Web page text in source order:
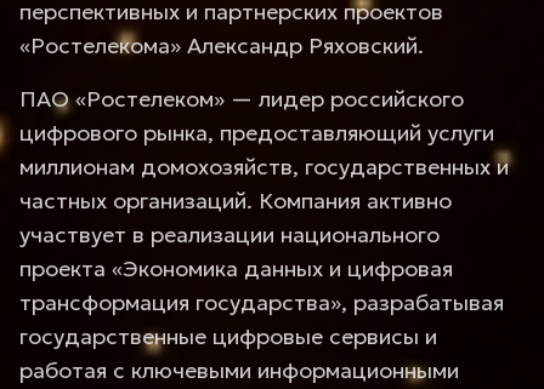
перспективных и партнерских проектов
«Ростелекома» Александр Ряховский.
ПАО «Ростелеком» — лидер российского
цифрового рынка, предоставляющий услуги
миллионам домохозяйств, государственных и
частных организаций. Компания активно
участвует в реализации национального
проекта «Экономика данных и цифровая
трансформация государства», разрабатывая
государственные цифровые сервисы и
работая с ключевыми информационными